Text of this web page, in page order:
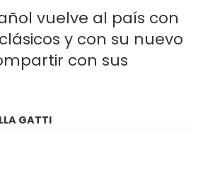
vuelve al país con
y con su nuevo
con sus
GATTI